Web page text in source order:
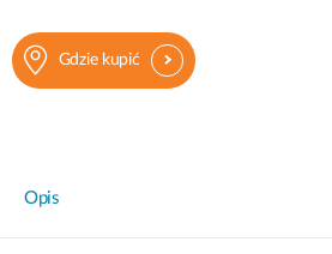
Gdzie kupić
Opis